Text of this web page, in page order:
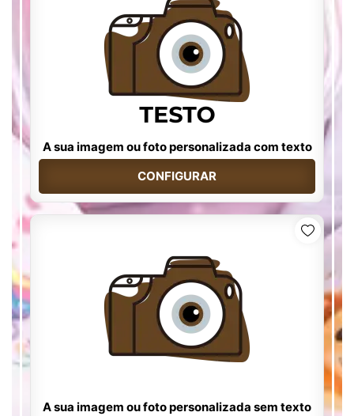
A sua imagem ou foto personalizada com texto
CONFIGURAR
A sua imagem ou foto personalizada sem texto